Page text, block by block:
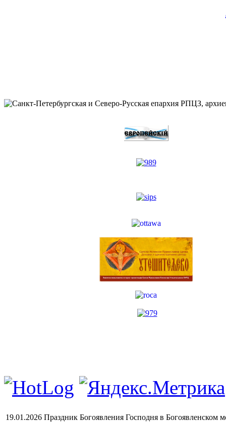
19.01.2026 Праздник Богоявления Господня в Богоявленском